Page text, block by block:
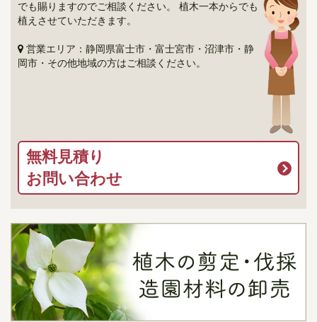
でも賜りますのでご相談ください。 植木一本からでも
植えさせていただきます。
営業エリア：静岡県富士市・富士宮市・沼津市・静
岡市・その他地域の方はご相談ください。
無料見積り
お問い合わせ